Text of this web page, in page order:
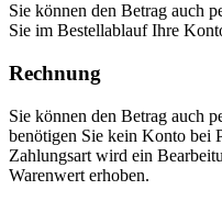
Sie können den Betrag auch
Sie im Bestellablauf Ihre
Rechnung
Sie können den Betrag auch
benötigen Sie kein Konto bei
Zahlungsart wird ein
Warenwert erhoben.